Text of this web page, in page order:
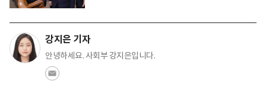
강지은 기자
안녕하세요. 사회부 강지은입니다.